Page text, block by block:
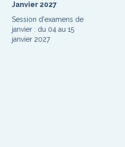
Janvier 2027
Session d'examens de
janvier : du 04 au 15
janvier 2027